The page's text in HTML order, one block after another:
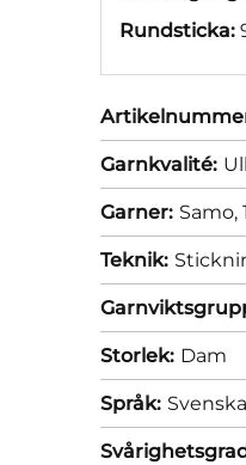
Rundsticka:
Garnkvalité: Ull
Garner: Samo,
Teknik:
Storlek: Dam
Språk: Svenska